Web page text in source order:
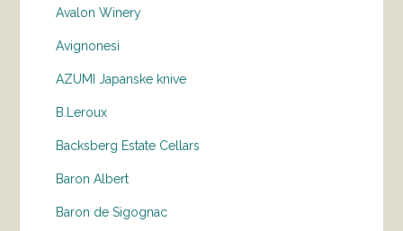
Avalon Winery
Avignonesi
AZUMI Japanske knive
B.Leroux
Backsberg Estate Cellars
Baron Albert
Baron de Sigognac